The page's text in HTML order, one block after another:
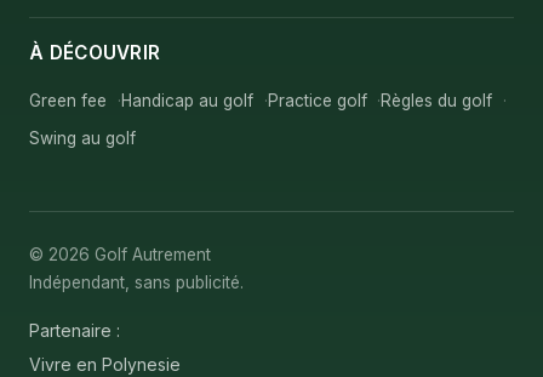
À DÉCOUVRIR
Green fee Handicap au golf Practice golf
Règles du golf
Swing au golf
© 2026 Golf Autrement
Indépendant, sans publicité.
Partenaire :
Vivre en Polynesie